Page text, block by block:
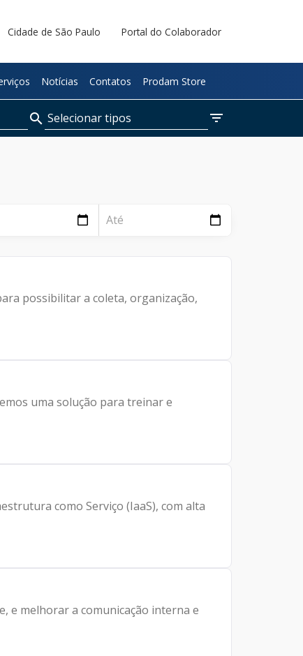
Cidade de São Paulo Portal do Colaborador
Notícias Contatos Prodam Store
search Selecionar tipos filter_list
Documentos
possibilitar a coleta, organização,
uma solução para treinar e
como Serviço (IaaS), com alta
e melhorar a comunicação interna e